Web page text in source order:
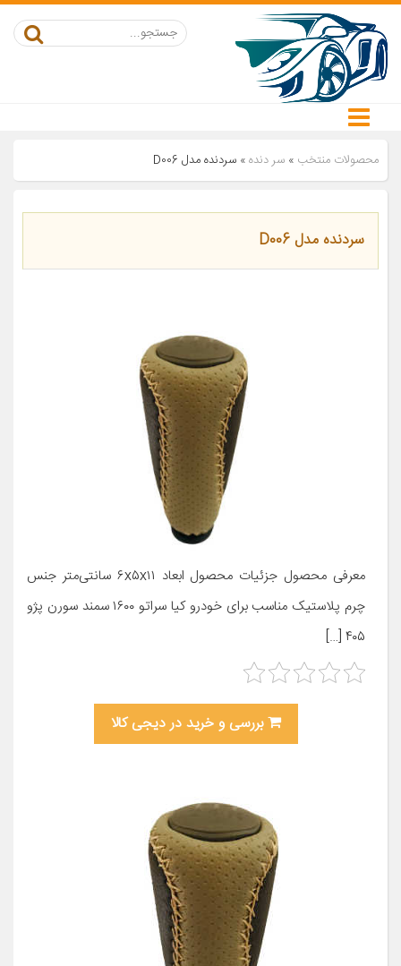
محصولات منتخب » سر دنده» سردنده مدل D006
سردنده مدل D006
معرفی محصول جزئیات محصول ابعاد ۶x۵x۱۱ سانتی‌متر جنس
چرم پلاستیک مناسب برای خودرو کیا سراتو ۱۶۰۰ سمند سورن پژو
۴۰۵ […]
بررسی و خرید در دیجی کالا